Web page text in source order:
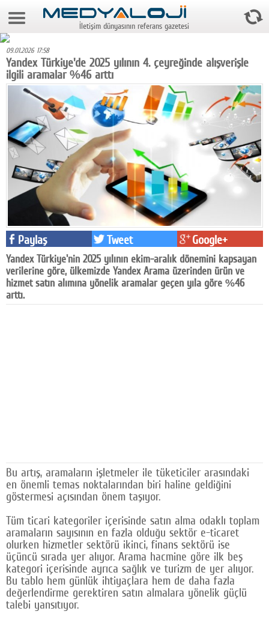
10 Ağustos 2026 12:13:59
Foto Galeri
Video Galeri
Gazeteler
Medya
Reyting-tiraj
Teknoloji
Televizyon
Dünya
Pr
Facebook
Diziler
SOSYAL MEDYA
Facebook
Twitter
Google Plus
© 2026 TÜM HAKLARI SAKLIDIR
İletişim dünyasının referans gazetesi
09.01.2026 17:58
Yandex Türkiye'de 2025 yılının 4. çeyreğinde alışverişle
ilgili aramalar %46 arttı
Paylaş Tweet Google+
Yandex Türkiye'nin 2025 yılının ekim-aralık dönemini kapsayan
verilerine göre, ülkemizde Yandex Arama üzerinden ürün ve
hizmet satın alımına yönelik aramalar geçen yıla göre %46
arttı.
Bu artış, aramaların işletmeler ile tüketiciler arasındaki
en önemli temas noktalarından biri haline geldiğini
göstermesi açısından önem taşıyor.
Tüm ticari kategoriler içerisinde satın alma odaklı toplam
aramaların sayısının en fazla olduğu sektör e-ticaret
olurken hizmetler sektörü ikinci, finans sektörü ise
üçüncü sırada yer alıyor. Arama hacmine göre ilk beş
kategori içerisinde ayrıca sağlık ve turizm de yer alıyor.
Bu tablo hem günlük ihtiyaçlara hem de daha fazla
değerlendirme gerektiren satın almalara yönelik güçlü
talebi yansıtıyor.